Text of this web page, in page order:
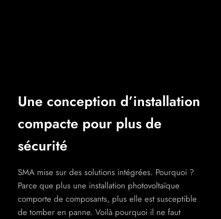
Une conception d’installation
compacte pour plus de
sécurité
SMA mise sur des solutions intégrées. Pourquoi ?
Parce que plus une installation photovoltaïque
comporte de composants, plus elle est susceptible
de tomber en panne. Voilà pourquoi il ne faut